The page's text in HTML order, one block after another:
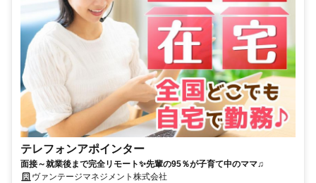
テレフォンアポインター
面接～就業後まで完全リモート✨先輩の95％が子育て中のママ♫
ヴァンテージマネジメント株式会社